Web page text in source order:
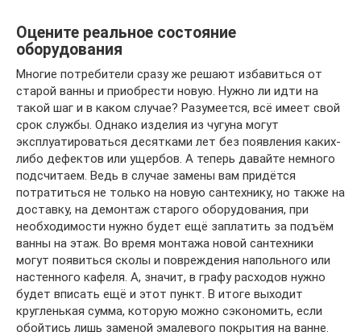
Оцените реальное состояние
оборудования
Многие потребители сразу же решают избавиться от
старой ванны и приобрести новую. Нужно ли идти на
такой шаг и в каком случае? Разумеется, всё имеет свой
срок службы. Однако изделия из чугуна могут
эксплуатироваться десятками лет без появления каких-
либо дефектов или ущербов. А теперь давайте немного
подсчитаем. Ведь в случае замены вам придётся
потратиться не только на новую сантехнику, но также на
доставку, на демонтаж старого оборудования, при
необходимости нужно будет ещё заплатить за подъём
ванны на этаж. Во время монтажа новой сантехники
могут появиться сколы и повреждения напольного или
настенного кафеля. А, значит, в графу расходов нужно
будет вписать ещё и этот пункт. В итоге выходит
кругленькая сумма, которую можно сэкономить, если
обойтись лишь заменой эмалевого покрытия на ванне.